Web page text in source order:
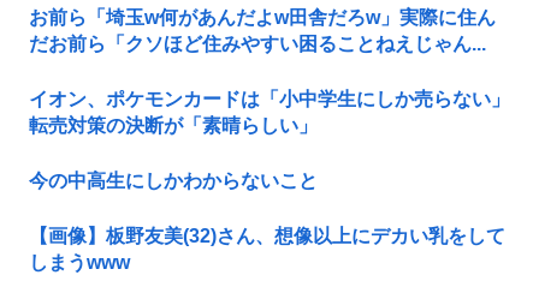
お前ら「埼玉w何があんだよw田舎だろw」実際に住ん
だお前ら「クソほど住みやすい困ることねえじゃん...
イオン、ポケモンカードは「小中学生にしか売らない」
転売対策の決断が「素晴らしい」
今の中高生にしかわからないこと
【画像】板野友美(32)さん、想像以上にデカい乳をして
しまうwww